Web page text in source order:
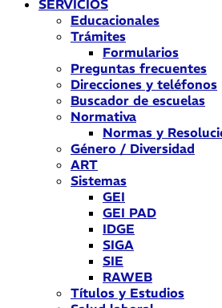
SERVICIOS
Educacionales
Trámites
Formularios
Preguntas frecuentes
Direcciones y teléfonos
Buscador de escuelas
Normativa
Normas y
Género / Diversidad
ART
Sistemas
GEI
GEI PAD
IDGE
SIGA
SIE
RAWEB
Títulos y Estudios